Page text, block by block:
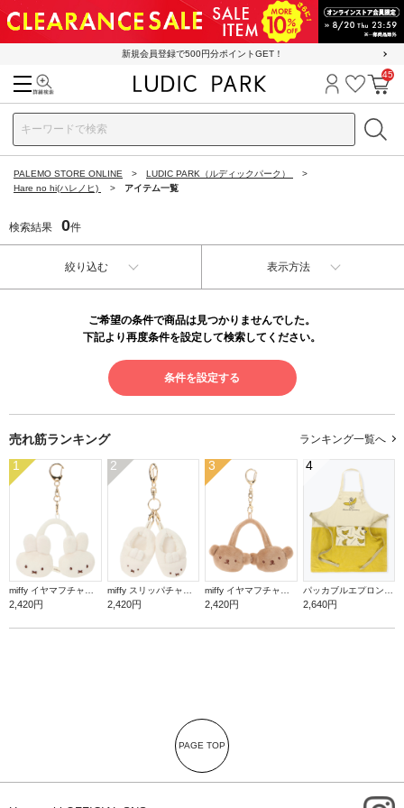
新規会員登録で500円分ポイントGET！
ログイン
お気に
カ
45
PALEMO STORE ONLINE
LUDIC PARK（ルディックパーク）
Hare no hi(ハレノヒ)
アイテム一覧
検索結果 0件
絞り込む 表示方法
ご希望の条件で商品は見つかりませんでした。
下記より再度条件を設定して検索してください。
条件を設定する
売れ筋ランキング ランキング一覧へ
1
2,420円
2
2,420円
3
2,420円
4
2,640円
PAGE TOP